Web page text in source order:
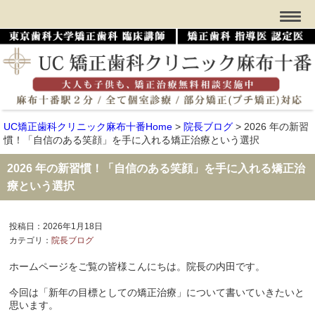
UC矯正歯科クリニック麻布十番Home > 院長ブログ > 2026 年の新習
慣！「自信のある笑顔」を手に入れる矯正治療という選択
2026 年の新習慣！「自信のある笑顔」を手に入れる矯正治
療という選択
投稿日：2026年1月18日
カテゴリ： 院長ブログ
ホームページをご覧の皆様こんにちは。院長の内田です。
今回は「新年の目標としての矯正治療」について書いていきたいと
思います。